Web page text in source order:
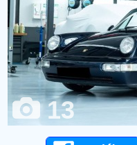
13